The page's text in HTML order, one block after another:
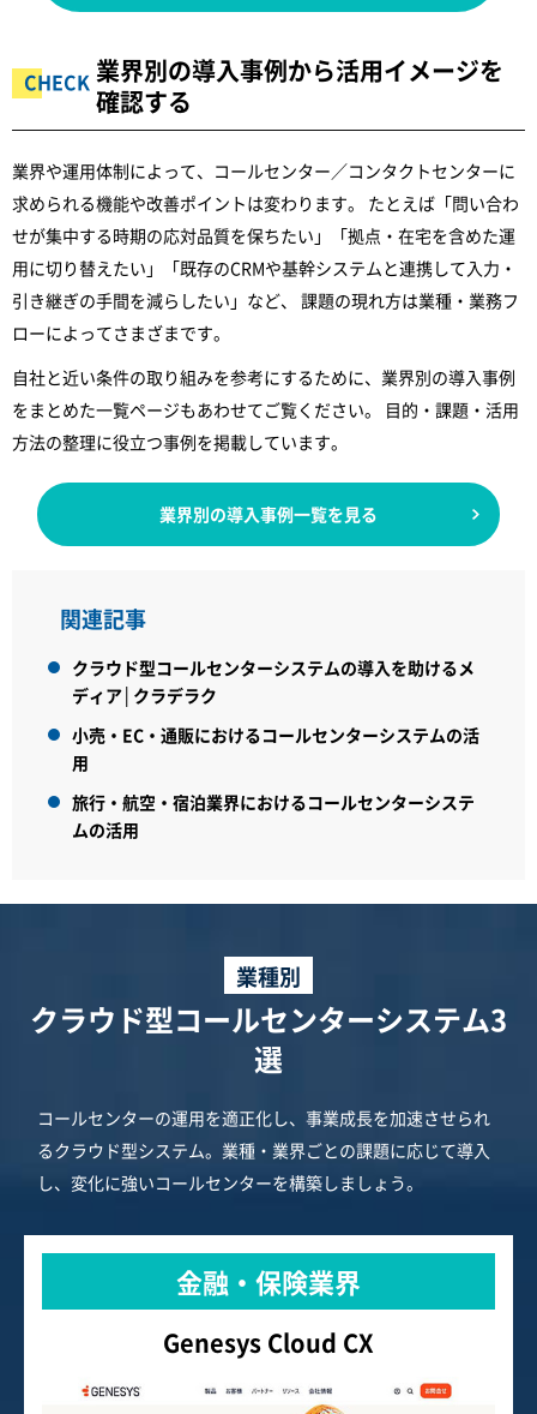
業界別の導入事例から活用イメージを
確認する
業界や運用体制によって、コールセンター／コンタクトセンターに
求められる機能や改善ポイントは変わります。 たとえば「問い合わ
せが集中する時期の応対品質を保ちたい」「拠点・在宅を含めた運
用に切り替えたい」「既存のCRMや基幹システムと連携して入力・
引き継ぎの手間を減らしたい」など、 課題の現れ方は業種・業務フ
ローによってさまざまです。
自社と近い条件の取り組みを参考にするために、業界別の導入事例
をまとめた一覧ページもあわせてご覧ください。 目的・課題・活用
方法の整理に役立つ事例を掲載しています。
業界別の導入事例一覧を見る
関連記事
クラウド型コールセンターシステムの導入を助けるメ
ディア│クラデラク
小売・EC・通販におけるコールセンターシステムの活
用
旅行・航空・宿泊業界におけるコールセンターシステ
ムの活用
業種別
クラウド型コールセンターシステム3
選
コールセンターの運用を適正化し、事業成長を加速させられ
るクラウド型システム。業種・業界ごとの課題に応じて導入
し、変化に強いコールセンターを構築しましょう。
金融・保険業界
Genesys Cloud CX